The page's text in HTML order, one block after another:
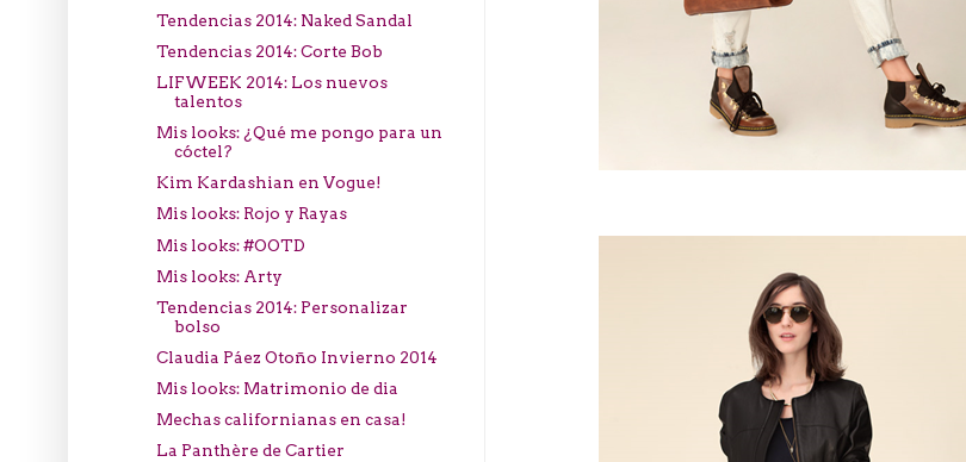
Tendencias 2014: Naked Sandal
Tendencias 2014: Corte Bob
LIFWEEK 2014: Los nuevos
talentos
Mis looks: ¿Qué me pongo para un
cóctel?
Kim Kardashian en Vogue!
Mis looks: Rojo y Rayas
Mis looks: #OOTD
Mis looks: Arty
Tendencias 2014: Personalizar
bolso
Claudia Páez Otoño Invierno 2014
Mis looks: Matrimonio de dia
Mechas californianas en casa!
La Panthère de Cartier